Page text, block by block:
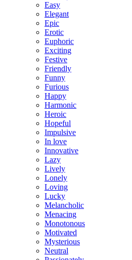
Easy
Elegant
Epic
Erotic
Euphoric
Exciting
Festive
Friendly
Funny
Furious
Happy
Harmonic
Heroic
Hopeful
Impulsive
In love
Innovative
Lazy
Lively
Lonely
Loving
Lucky
Melancholic
Menacing
Monotonous
Motivated
Mysterious
Neutral